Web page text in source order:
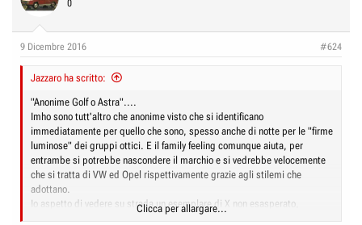
0
9 Dicembre 2016 #624
Jazzaro ha scritto:
"Anonime Golf o Astra"....
Imho sono tutt'altro che anonime visto che si identificano
immediatamente per quello che sono, spesso anche di notte per le "firme
luminose" dei gruppi ottici. E il family feeling comunque aiuta, per
entrambe si potrebbe nascondere il marchio e si vedrebbe velocemente
che si tratta di VW ed Opel rispettivamente grazie agli stilemi che
adottano.
Io aspetto di vedere su strada un esemplare di X non esasperato,
sperando che ve ne siano. Per ora il mio giudizio balla fra l'orrendo ed il
Clicca per allargare...